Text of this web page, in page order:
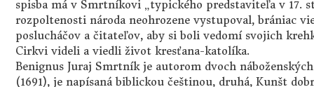
spisba má v Smrtníkovi „typického predstaviteľa v 17.
rozpoltenosti národa neohrozene vystupoval, brániac
poslucháčov a čitateľov, aby si boli vedomí svojich
Cirkvi videli a viedli život kresťana-katolíka.
Benignus Juraj Smrtník je autorom dvoch
(1691), je napísaná biblickou češtinou, druhá, Kunšt